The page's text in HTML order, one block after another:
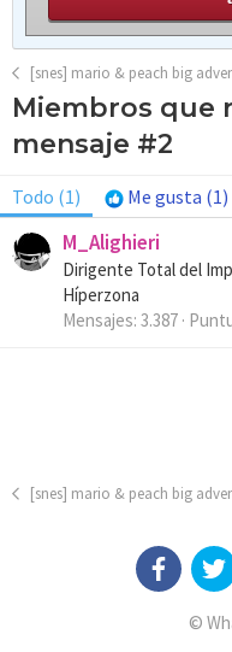
[snes] mario & peach big
Miembros que
mensaje #2
Todo (1) Me gusta (1)
M_Alighieri
Dirigente Total del
Híperzona
Mensajes 3.387
[snes] mario & peach big
©